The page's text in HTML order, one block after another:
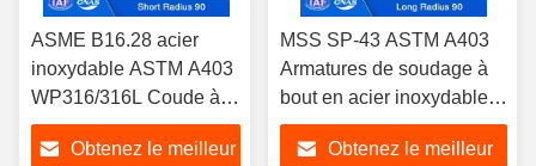
ASME B16.28 acier
inoxydable ASTM A403
WP316/316L Coude à
rayon court de 90
degrésObtenez le meilleur
MSS SP-43 ASTM A403
Armatures de soudage à
bout en acier inoxydable à
rayon de 90 degrés
Obtenez le meilleur